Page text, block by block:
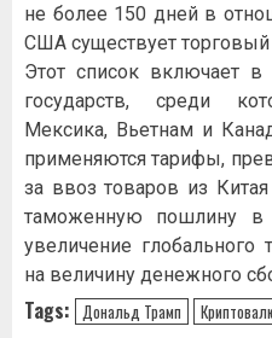
не более 150 дней в
США существует
Этот список включает в
государств, среди
Мексика, Вьетнам и
применяются тарифы,
за ввоз товаров из
таможенную пошлину в
увеличение глобального
на величину денежного
Tags: Дональд Трамп